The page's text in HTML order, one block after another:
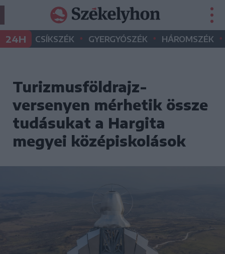
24H CSÍKSZÉK • GYERGYÓSZÉK • HÁROMSZÉK •
Turizmusföldrajz-
versenyen mérhetik össze
tudásukat a Hargita
megyei középiskolások